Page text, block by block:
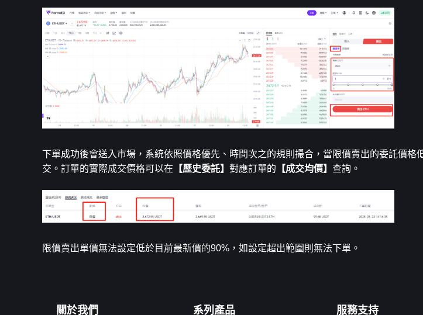
下單成功後會送入市場，系統依照價格優先、時間次之的規則撮合，當限價賣出的委託價格
交。訂單的實際成交價格可以在 【歷史委託】 對應訂單的 【成交均價】 查詢。
限價賣出單價無法設定低於目前最新價的90%，如設定超出範圍則無法下單。
關於我們 系列產品 服務支持